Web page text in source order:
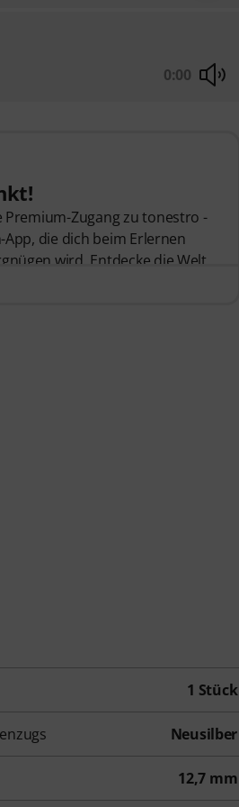
0:00
Premium-Zugang zu tonestro -
die dich beim Erlernen
wird. Entdecke die Welt
flexibel, effektiv
1 Stück
Neusilber
12,7 mm